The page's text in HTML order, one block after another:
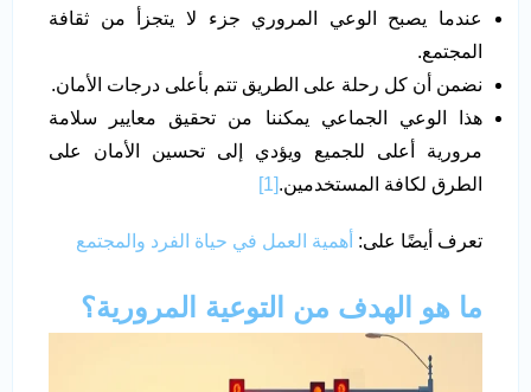
عندما يصبح الوعي المروري جزء لا يتجزأ من ثقافة
المجتمع.
نضمن أن كل رحلة على الطريق تتم بأعلى درجات الأمان.
هذا الوعي الجماعي يمكننا من تحقيق معايير سلامة
مرورية أعلى للجميع ويؤدي إلى تحسين الأمان على
الطرق لكافة المستخدمين.[1]
تعرف أيضًا على: أهمية العمل في حياة الفرد والمجتمع
ما هو الهدف من التوعية المرورية؟